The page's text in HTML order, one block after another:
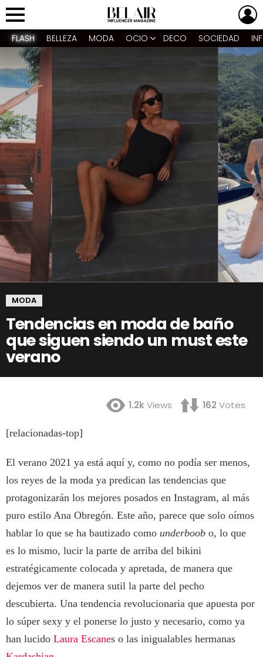
Menu
FLASH BELLEZA MODA OCIO DECO SOCIEDAD
MODA
Tendencias en moda de baño
que siguen siendo un must este
verano
1.2kViews 162 Votes
[relacionadas-top]
El verano 2021 ya está aquí y, como no podía ser menos,
los reyes de la moda ya predican las tendencias que
protagonizarán los mejores posados en Instagram, al más
puro estilo Ana Obregón. Este año, parece que solo oímos
hablar lo que se ha bautizado como underboob o, lo que
es lo mismo, lucir la parte de arriba del bikini
estratégicamente colocada y apretada, de manera que
dejemos ver de manera sutil la parte del pecho
descubierta. Una tendencia revolucionaria que apuesta por
lo súper sexy y el ponerse lo justo y necesario, como ya
han lucido Laura Escanes o las inigualables hermanas